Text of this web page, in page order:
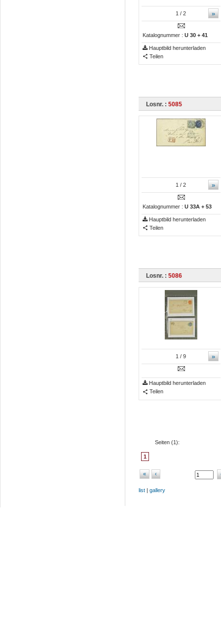
»
1 / 2
Katalognummer : U 30 + 41
Hauptbild herunterladen
Teilen
Losnr. : 5085
»
1 / 2
Katalognummer : U 33A + 53
Hauptbild herunterladen
Teilen
Losnr. : 5086
»
1 / 9
Hauptbild herunterladen
Teilen
Seiten (1):
1
« ‹
list | gallery